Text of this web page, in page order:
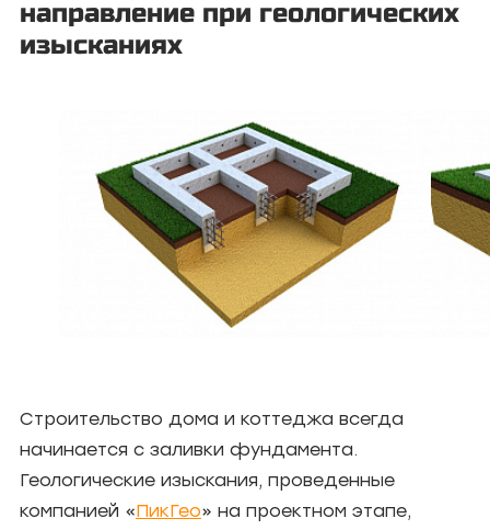
направление при геологических
изысканиях
Строительство дома и коттеджа всегда
начинается с заливки фундамента.
Геологические изыскания, проведенные
компанией «ПикГео» на проектном этапе,